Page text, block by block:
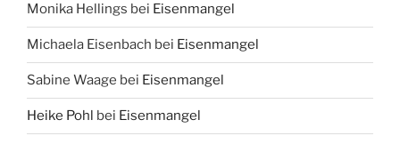
Monika Hellings bei Eisenmangel
Michaela Eisenbach bei Eisenmangel
Sabine Waage bei Eisenmangel
Heike Pohl bei Eisenmangel